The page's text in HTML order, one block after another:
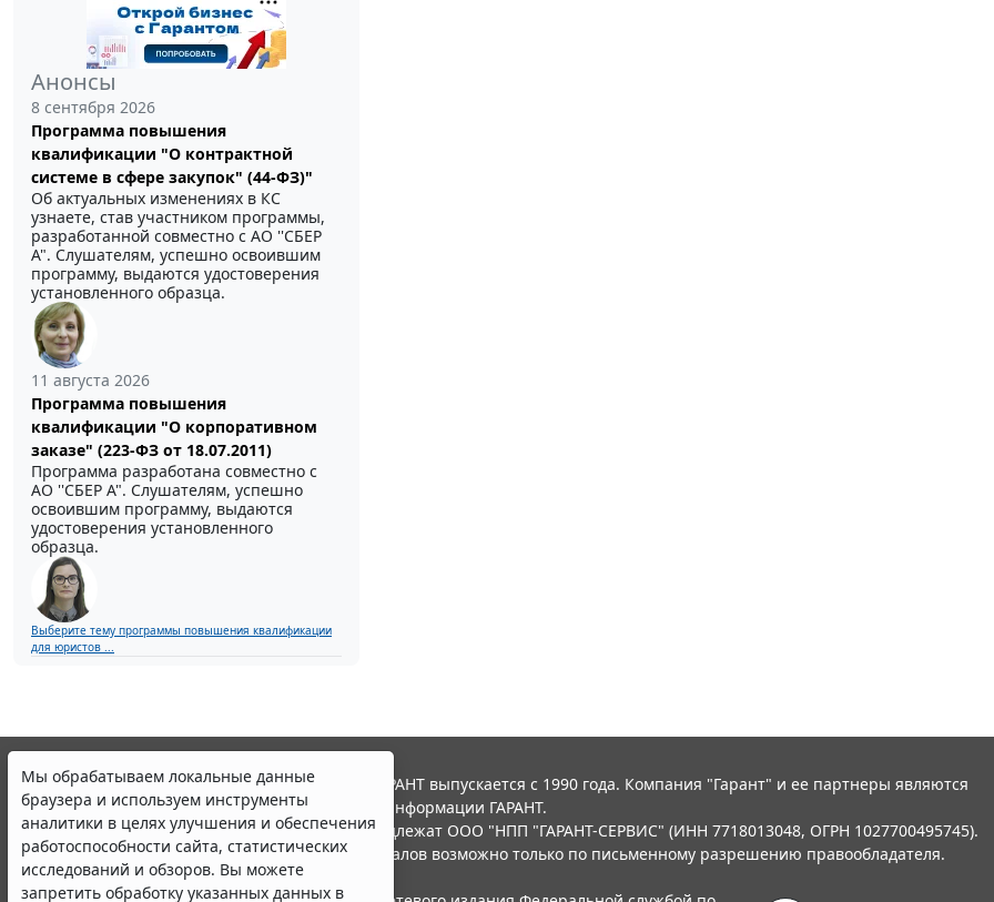
Анонсы
8 сентября 2026
Программа повышения
квалификации "О контрактной
системе в сфере закупок" (44-ФЗ)"
Об актуальных изменениях в КС
узнаете, став участником программы,
разработанной совместно с АО ''СБЕР
А". Слушателям, успешно освоившим
программу, выдаются удостоверения
установленного образца.
11 августа 2026
Программа повышения
квалификации "О корпоративном
заказе" (223-ФЗ от 18.07.2011)
Программа разработана совместно с
АО ''СБЕР А". Слушателям, успешно
освоившим программу, выдаются
удостоверения установленного
образца.
Выберите тему программы повышения квалификации
для юристов ...
Мы обрабатываем локальные данные
браузера и используем инструменты
аналитики в целях улучшения и обеспечения
работоспособности сайта, статистических
исследований и обзоров. Вы можете
запретить обработку указанных данных в
© ООО "НПП "ГАРАНТ-СЕРВИС", 2026. Система ГАРАНТ выпускается с 1990 года. Компания "Гарант" и ее партнеры являются
участниками Российской ассоциации правовой информации ГАРАНТ.
Все права на материалы сайта ГАРАНТ.РУ принадлежат ООО "НПП "ГАРАНТ-СЕРВИС" (ИНН 7718013048, ОГРН 1027700495745).
Полное или частичное воспроизведение материалов возможно только по письменному разрешению правообладателя.
Правила использования портала.